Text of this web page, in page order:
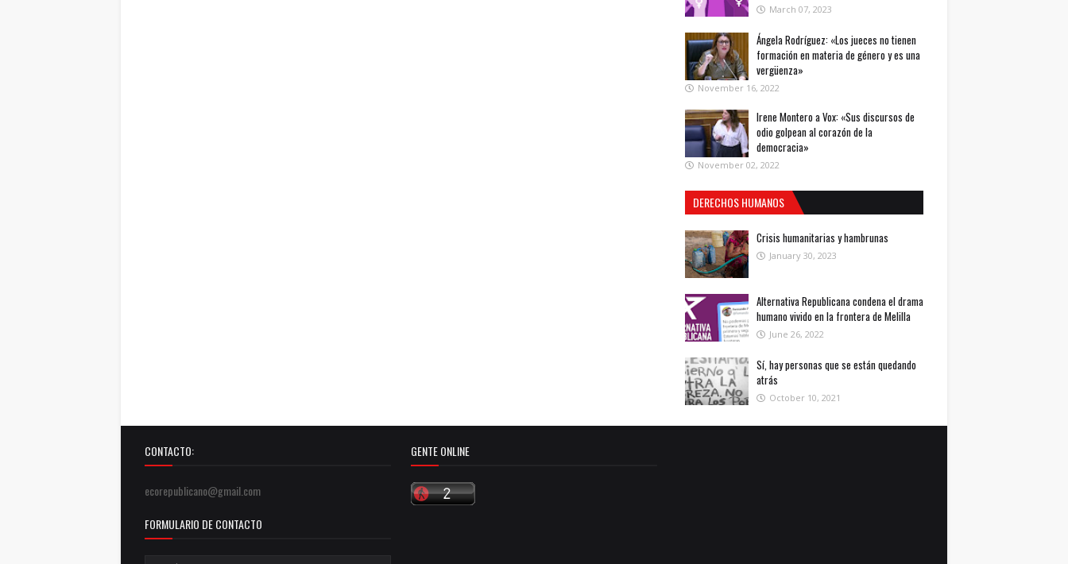
March 07, 2023
Ángela Rodríguez: «Los jueces no tienen
formación en materia de género y es una
vergüenza»
November 16, 2022
Irene Montero a Vox: «Sus discursos de
odio golpean al corazón de la
democracia»
November 02, 2022
DERECHOS HUMANOS
Crisis humanitarias y hambrunas
January 30, 2023
Alternativa Republicana condena el drama
humano vivido en la frontera de Melilla
June 26, 2022
Sí, hay personas que se están quedando
atrás
October 10, 2021
CONTACTO:
ecorepublicano@gmail.com
FORMULARIO DE CONTACTO
GENTE ONLINE